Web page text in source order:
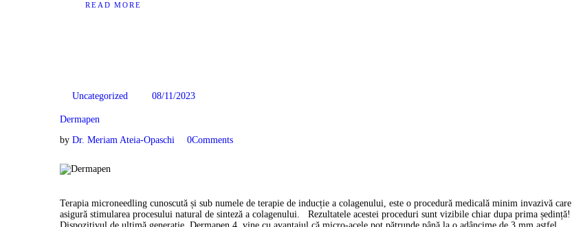
READ MORE
Uncategorized 08/11/2023
Dermapen
by Dr. Meriam Ateia-Opaschi 0Comments
Terapia microneedling cunoscută și sub numele de terapie de inducție a colagenului, este o procedură medicală minim invazivă care
asigură stimularea procesului natural de sinteză a colagenului. Rezultatele acestei proceduri sunt vizibile chiar dupa prima ședință!